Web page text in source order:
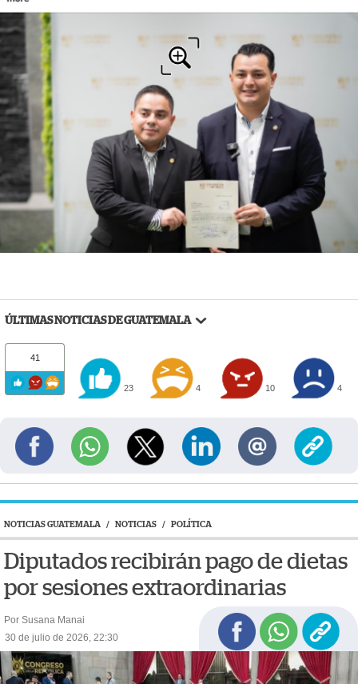
ÚLTIMAS NOTICIAS DE GUATEMALA
41
23 4 10 4
NOTICIAS GUATEMALA / NOTICIAS / POLÍTICA
Diputados recibirán pago de dietas
por sesiones extraordinarias
Por Susana Manai
30 de julio de 2026, 22:30